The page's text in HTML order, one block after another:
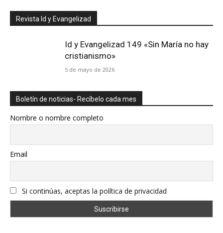
Revista Id y Evangelizad
Id y Evangelizad 149 «Sin María no hay
cristianismo»
5 de mayo de 2026
Boletín de noticias- Recíbelo cada mes
Nombre o nombre completo
Email
Si continúas, aceptas la política de privacidad